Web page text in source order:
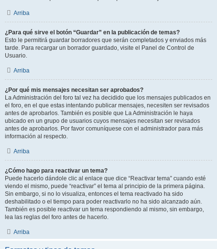
Arriba
¿Para qué sirve el botón “Guardar” en la publicación de temas?
Esto le permitirá guardar borradores que serán completados y enviados más
tarde. Para recargar un borrador guardado, visite el Panel de Control de
Usuario.
Arriba
¿Por qué mis mensajes necesitan ser aprobados?
La Administración del foro tal vez ha decidido que los mensajes publicados en
el foro, en el que estas intentando publicar mensajes, necesiten ser revisados
antes de aprobarlos. También es posible que La Administración le haya
ubicado en un grupo de usuarios cuyos mensajes necesitan ser revisados
antes de aprobarlos. Por favor comuníquese con el administrador para más
información al respecto.
Arriba
¿Cómo hago para reactivar un tema?
Puede hacerlo dándole clic al enlace que dice “Reactivar tema” cuando esté
viendo el mismo, puede “reactivar” el tema al principio de la primera página.
Sin embargo, si no lo visualiza, entonces el tema reactivado ha sido
deshabilitado o el tiempo para poder reactivarlo no ha sido alcanzado aún.
También es posible reactivar un tema respondiendo al mismo, sin embargo,
lea las reglas del foro antes de hacerlo.
Arriba